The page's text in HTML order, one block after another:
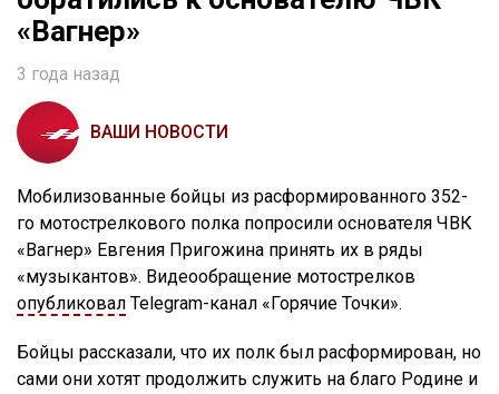
«Вагнер»
3 года назад
ВАШИ НОВОСТИ
Мобилизованные бойцы из расформированного 352-
го мотострелкового полка попросили основателя ЧВК
«Вагнер» Евгения Пригожина принять их в ряды
«музыкантов». Видеообращение мотострелков
опубликовал Telegram-канал «Горячие Точки».
Бойцы рассказали, что их полк был расформирован, но
сами они хотят продолжить служить на благо Родине и